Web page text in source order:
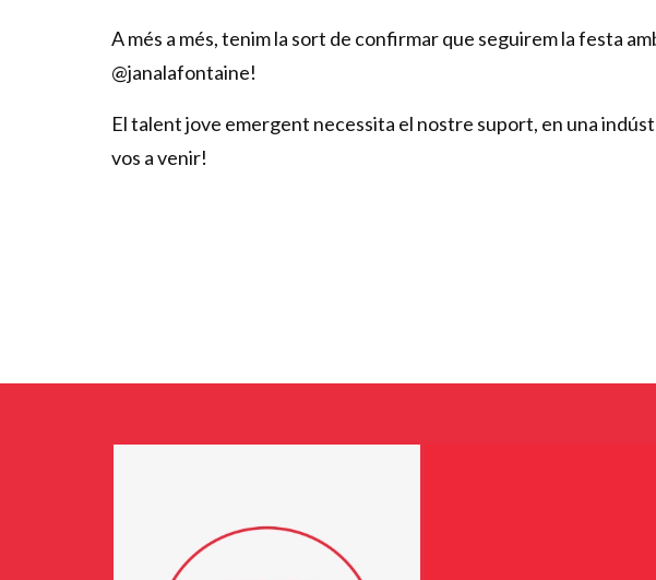
A més a més, tenim la sort de confirmar que seguirem la festa
@janalafontaine!
El talent jove emergent necessita el nostre suport, en una
vos a venir!